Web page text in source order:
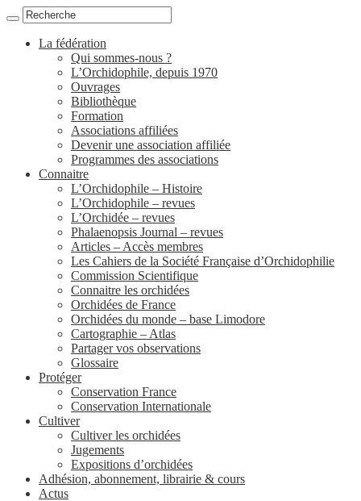
La fédération
Qui sommes-nous ?
L’Orchidophile, depuis 1970
Ouvrages
Bibliothèque
Formation
Associations affiliées
Devenir une association affiliée
Programmes des associations
Connaitre
L’Orchidophile – Histoire
L’Orchidophile – revues
L’Orchidée – revues
Phalaenopsis Journal – revues
Articles – Accès membres
Les Cahiers de la Société Française d’Orchidophilie
Commission Scientifique
Connaitre les orchidées
Orchidées de France
Orchidées du monde – base Limodore
Cartographie – Atlas
Partager vos observations
Glossaire
Protéger
Conservation France
Conservation Internationale
Cultiver
Cultiver les orchidées
Jugements
Expositions d’orchidées
Adhésion, abonnement, librairie & cours
Actus